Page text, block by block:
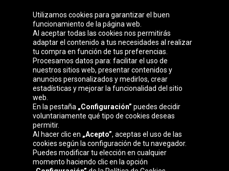
Grupo Oponeo
Belgique
republika
France Italia Magyarország Nederland
Utilizamos cookies para garantizar el buen
funcionamiento de la página web.
Al aceptar todas las cookies nos permitirás
adaptar el contenido a tus necesidades al realizar
tu compra en función de tus preferencias.
Procesamos datos para: facilitar el uso de
nuestros sitios web, presentar contenidos y
anuncios personalizados y medirlos, crear
estadísticas y mejorar la funcionalidad del sitio
web.
En la pestaña „Configuración” puedes decidir
voluntariamente qué tipo de cookies deseas
permitir.
Al hacer clic en „Acepto”, aceptas el uso de las
cookies según la configuración de tu navegador.
Puedes modificar tu elección en cualquier
momento haciendo clic en la opción